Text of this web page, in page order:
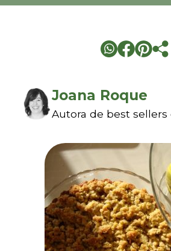
Joana Roque
Autora de best sellers